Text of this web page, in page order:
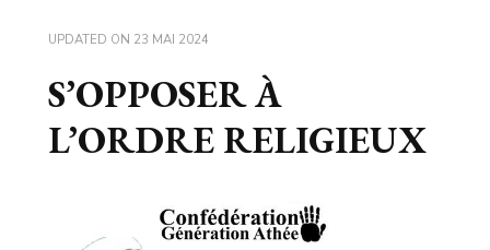
UPDATED ON 23 MAI 2024
S’OPPOSER À
L’ORDRE RELIGIEUX